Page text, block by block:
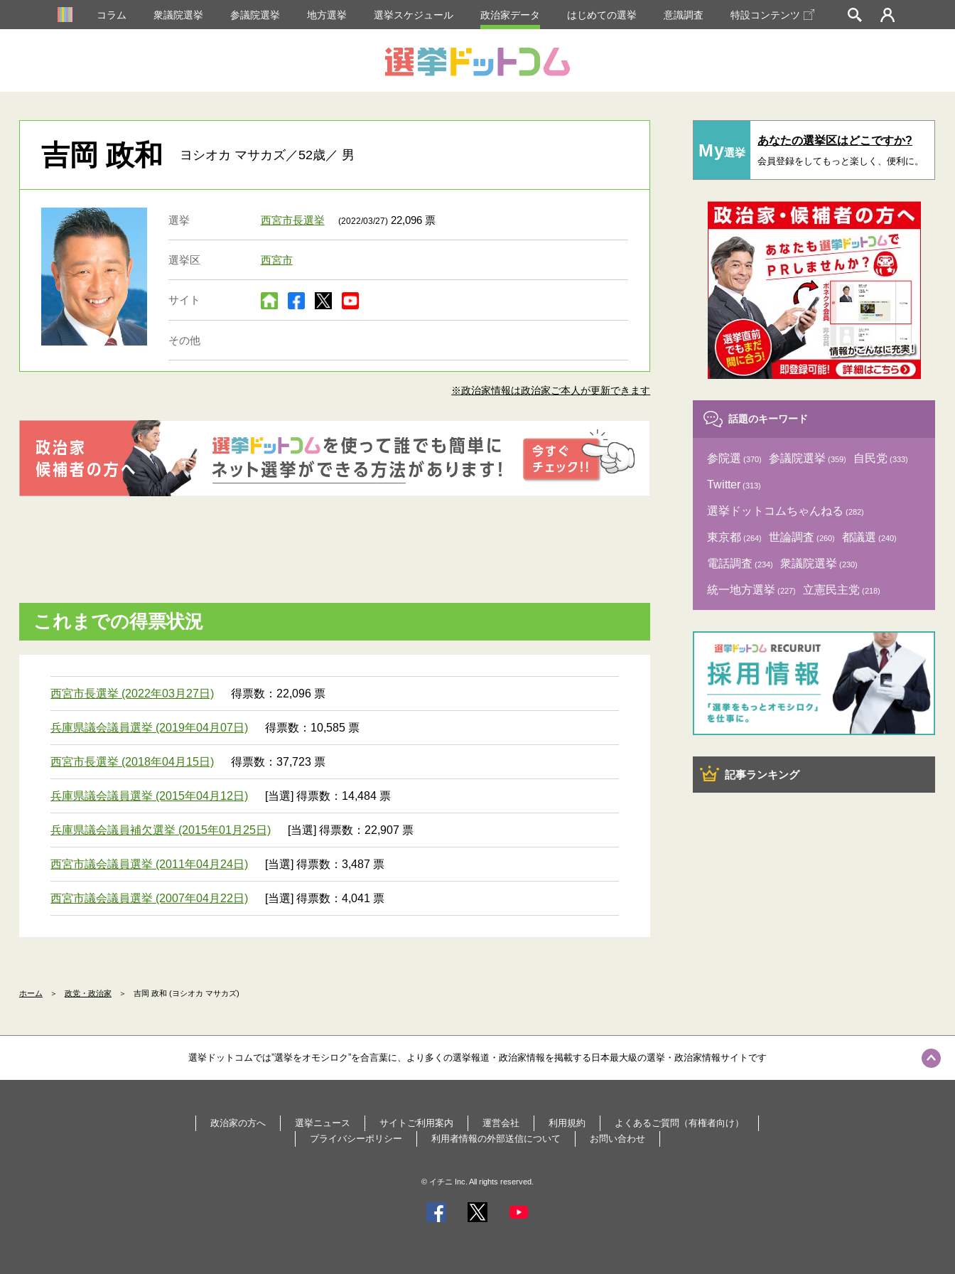
コラム 衆議院選挙 参議院選挙 地方選挙 選挙スケジュール 政治家データ はじめての選挙 意識調査 特設コンテンツ
吉岡 政和 ヨシオカ マサカズ／52歳／ 男
選挙 西宮市長選挙 (2022/03/27)22,096 票
選挙区 西宮市
サイト
その他
※政治家情報は政治家ご本人が更新できます
これまでの得票状況
西宮市長選挙 (2022年03月27日) 得票数：22,096 票
兵庫県議会議員選挙 (2019年04月07日) 得票数：10,585 票
西宮市長選挙 (2018年04月15日) 得票数：37,723 票
兵庫県議会議員選挙 (2015年04月12日) [当選] 得票数：14,484 票
兵庫県議会議員補欠選挙 (2015年01月25日) [当選] 得票数：22,907 票
西宮市議会議員選挙 (2011年04月24日) [当選] 得票数：3,487 票
西宮市議会議員選挙 (2007年04月22日) [当選] 得票数：4,041 票
My選挙
あなたの選挙区はどこですか?
会員登録をしてもっと楽しく、便利に。
話題のキーワード
参院選 (370) 参議院選挙 (359) 自民党 (333)
Twitter (313)
選挙ドットコムちゃんねる (282)
東京都 (264) 世論調査 (260) 都議選 (240)
電話調査 (234) 衆議院選挙 (230)
統一地方選挙 (227) 立憲民主党 (218)
記事ランキング
ホーム ＞ 政党・政治家 ＞ 吉岡 政和 (ヨシオカ マサカズ)
選挙ドットコムでは”選挙をオモシロク”を合言葉に、より多くの選挙報道・政治家情報を掲載する日本最大級の選挙・政治家情報サイトです
政治家の方へ 選挙ニュース サイトご利用案内 運営会社 利用規約
よくあるご質問（有権者向け）
プライバシーポリシー
利用者情報の外部送信について お問い合わせ
© イチニ Inc. All rights reserved.